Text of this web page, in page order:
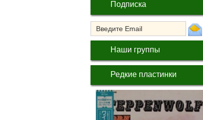
Подписка
Наши группы
Редкие пластинки